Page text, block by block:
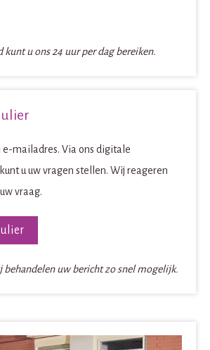
kunt u ons 24 uur per dag bereiken.
mailadres. Via ons digitale
u uw vragen stellen. Wij reageren
vraag.
behandelen uw bericht zo snel mogelijk.